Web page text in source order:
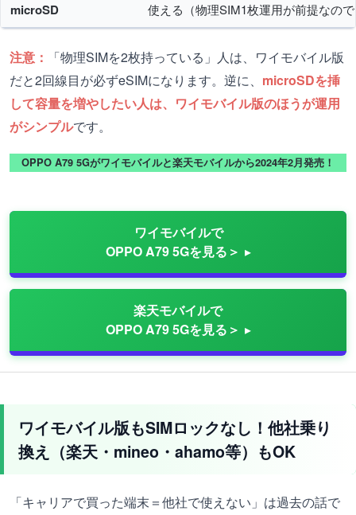
microSD 使える（物理SIM1枚運用が前提なの
注意：
「物理SIMを2枚持っている」人は、ワイモバイル版
だと2回線目が必ずeSIMになります。逆に、 microSDを挿
して容量を増やしたい人は、ワイモバイル版のほうが運用
がシンプルです。
OPPO A79 5Gがワイモバイルと楽天モバイルから2024年2月発売！
ワイモバイルで
OPPO A79 5Gを見る＞
楽天モバイルで
OPPO A79 5Gを見る＞
ワイモバイル版もSIMロックなし！他社乗り
換え（楽天・mineo・ahamo等）もOK
「キャリアで買った端末＝他社で使えない」は過去の話で